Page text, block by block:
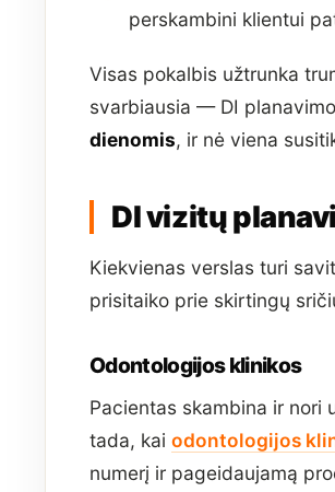
perskambini klientui
Visas pokalbis užtrunka
svarbiausia — DI
dienomis, ir nė viena
DI vizitų
Kiekvienas verslas turi
prisitaiko prie skirtingų
Odontologijos klinikos
Pacientas skambina ir nori
tada, kai odontologijos
numerį ir pageidaujamą